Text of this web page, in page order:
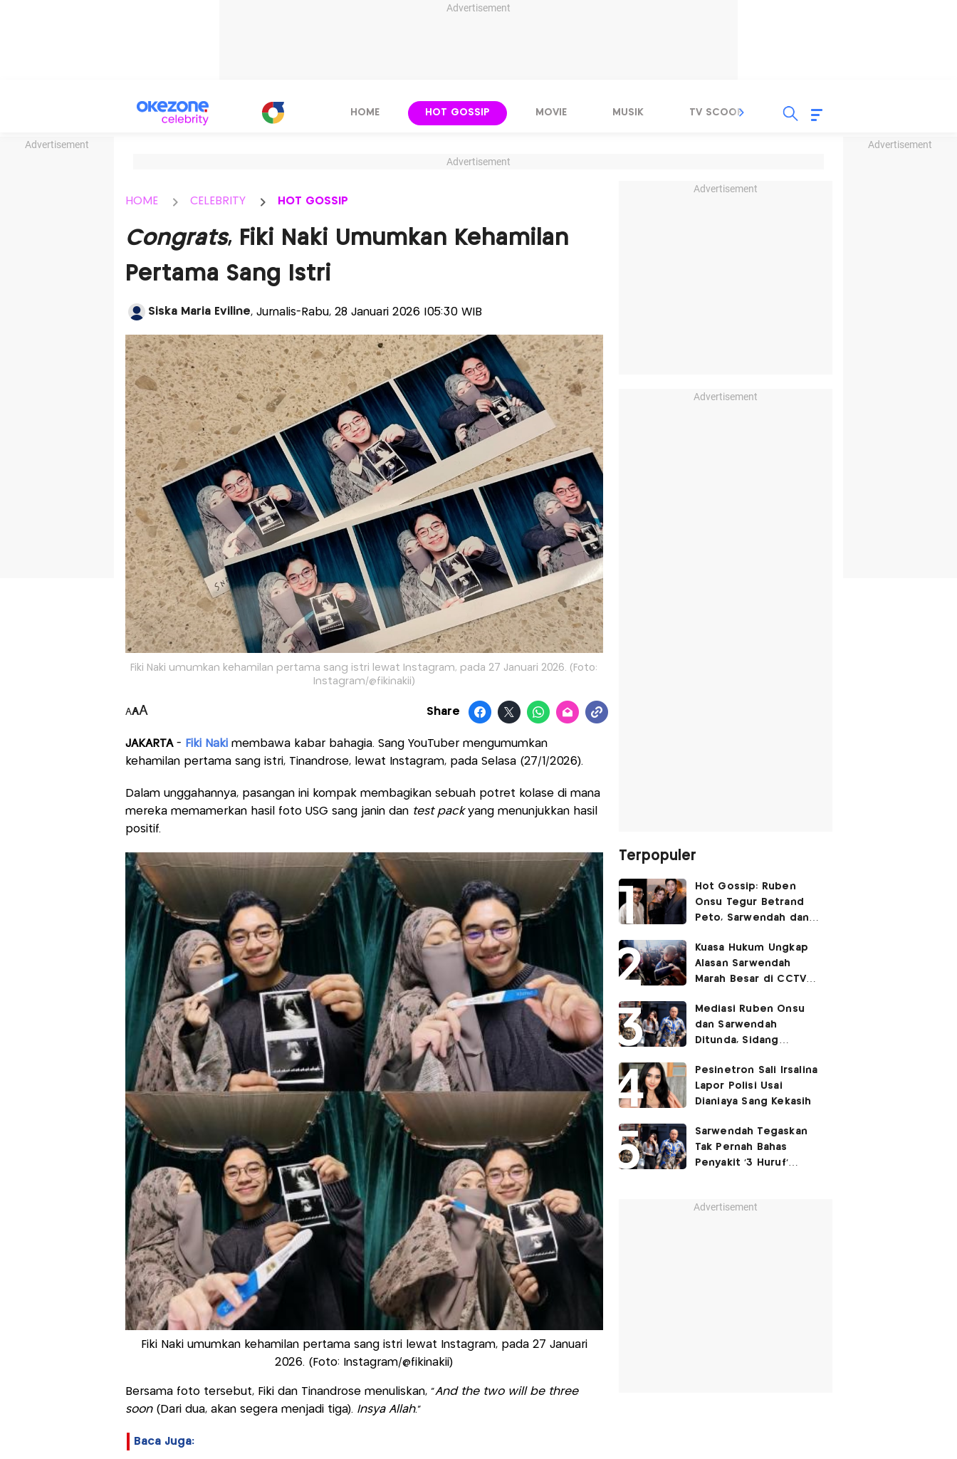
Advertisement
Advertisement Advertisement
HOME HOT GOSSIP MOVIE MUSIK TV SCOOP LIRIK
Advertisement
HOME CELEBRITY HOT GOSSIP
Congrats, Fiki Naki Umumkan Kehamilan
Pertama Sang Istri
Siska Maria Eviline, Jurnalis-Rabu, 28 Januari 2026 |05:30 WIB
Fiki Naki umumkan kehamilan pertama sang istri lewat Instagram, pada 27 Januari 2026. (Foto:
Instagram/@fikinakii)
AAA Share
JAKARTA- Fiki Nakimembawa kabar bahagia. Sang YouTuber mengumumkan
kehamilan pertama sang istri, Tinandrose, lewat Instagram, pada Selasa (27/1/2026).
Dalam unggahannya, pasangan ini kompak membagikan sebuah potret kolase di mana
mereka memamerkan hasil foto USG sang janin dan test packyang menunjukkan hasil
positif.
Fiki Naki umumkan kehamilan pertama sang istri lewat Instagram, pada 27 Januari
2026. (Foto: Instagram/@fikinakii)
Bersama foto tersebut, Fiki dan Tinandrose menuliskan, “And the two will be three
soon(Dari dua, akan segera menjadi tiga). Insya Allah.”
Baca Juga:
Advertisement
Advertisement
Terpopuler
Hot Gossip: Ruben
Onsu Tegur Betrand
Peto, Sarwendah dan
Kemesraan
Kuasa Hukum Ungkap
Alasan Sarwendah
Marah Besar di CCTV
Kecewa Mendalam
Mediasi Ruben Onsu
dan Sarwendah
Ditunda, Sidang
Pesinetron Sali Irsalina
Lapor Polisi Usai
Dianiaya Sang Kekasih
Sarwendah Tegaskan
Tak Pernah Bahas
Penyakit '3 Huruf'
Advertisement